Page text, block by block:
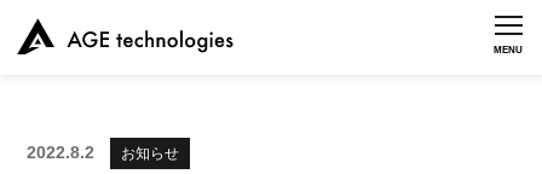
MENU
2022.8.2 お知らせ